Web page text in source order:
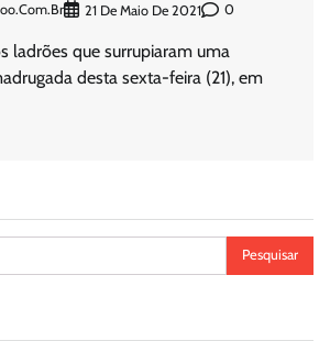
21 De Maio De 2021 0
ladrões que surrupiaram uma
desta sexta-feira (21), em